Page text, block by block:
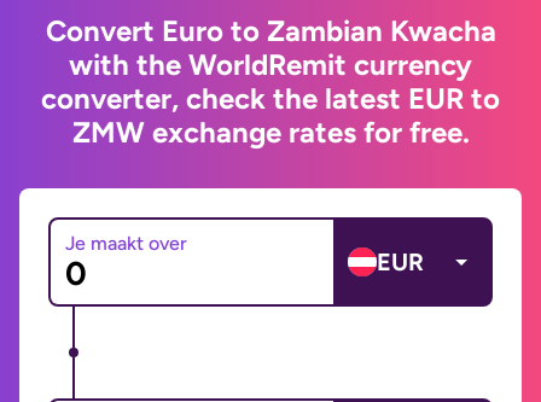
Convert Euro to Zambian Kwacha
with the WorldRemit currency
converter, check the latest EUR to
ZMW exchange rates for free.
Je maakt over
EUR